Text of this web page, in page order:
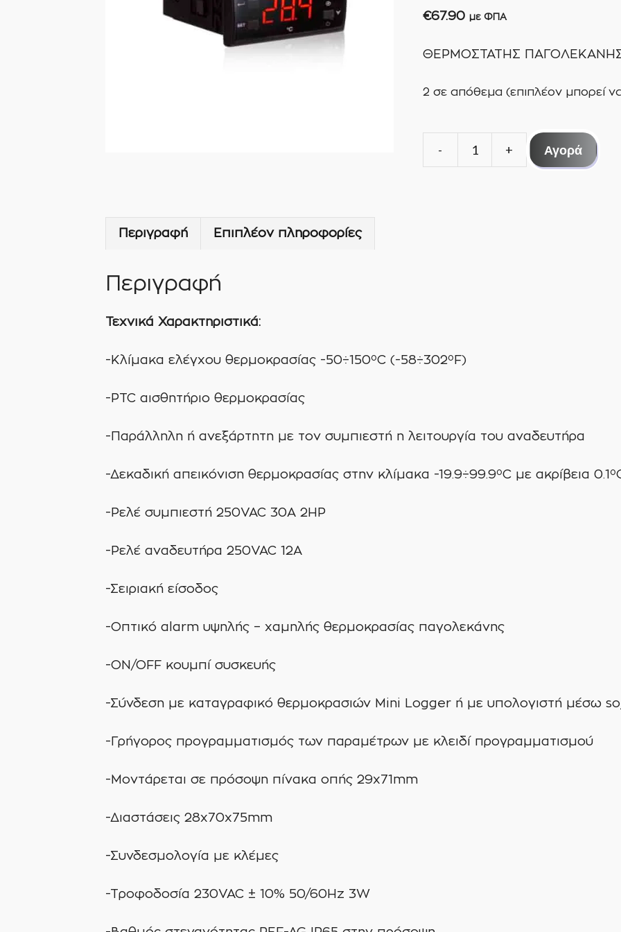
€67.90 με ΦΠΑ
ΘΕΡΜΟΣΤΑΤΗΣ ΠΑΓΟΛΕΚΑΝΗΣ
2 σε απόθεμα (επιπλέον μπορεί
ΘΕΡΜΟΣΤΑΤΗΣ
Αγορά
Περιγραφή Επιπλέον πληροφορίες
Περιγραφή
Τεχνικά Χαρακτηριστικά:
-Κλίμακα ελέγχου θερμοκρασίας -50÷150ºC (-58÷302ºF)
-PTC αισθητήριο θερμοκρασίας
-Παράλληλη ή ανεξάρτητη με τον συμπιεστή η λειτουργία του αναδευτήρα
-Δεκαδική απεικόνιση θερμοκρασίας στην κλίμακα -19.9÷99.9ºC με ακρίβεια
-Ρελέ συμπιεστή 250VAC 30A 2ΗΡ
-Ρελέ αναδευτήρα 250VAC 12A
-Σειριακή είσοδος
-Οπτικό alarm υψηλής – χαμηλής θερμοκρασίας παγολεκάνης
-ON/OFF κουμπί συσκευής
-Σύνδεση με καταγραφικό θερμοκρασιών Mini Logger ή με υπολογιστή μέσω
-Γρήγορος προγραμματισμός των παραμέτρων με κλειδί προγραμματισμού
-Μοντάρεται σε πρόσοψη πίνακα οπής 29x71mm
-Διαστάσεις 28x70x75mm
-Συνδεσμολογία με κλέμες
-Τροφοδοσία 230VAC ± 10% 50/60Hz 3W